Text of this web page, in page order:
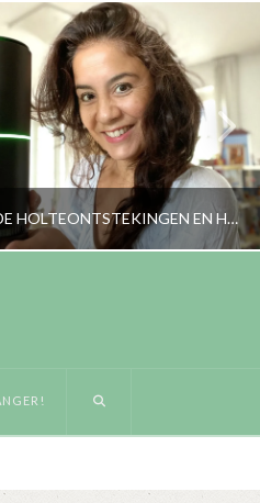
WEG MET DE HOLTEONTSTEKINGEN EN HALLO SCHOON KLIMAAT IN HUIS